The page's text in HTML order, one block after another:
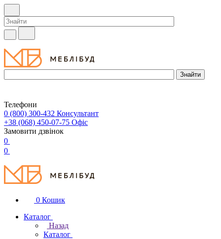
Телефони
0 (800) 300-432 Консультант
+38 (068) 450-07-75 Офіс
Замовити дзвінок
0
0
0 Кошик
Каталог
Назад
Каталог